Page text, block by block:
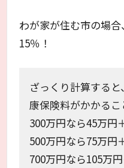
わが家が住む市の場
15％！
ざっくり計算する
康保険料がかかるこ
300万円なら45万円
500万円なら75万円
700万円なら105万